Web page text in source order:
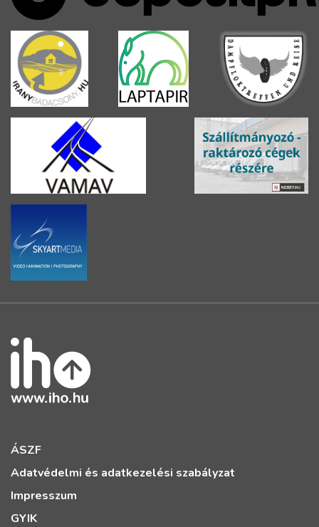
ÁSZF
Adatvédelmi és adatkezelési szabályzat
Impresszum
GYIK